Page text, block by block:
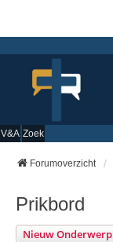
V&A Zoek
Forumoverzicht
Prikbord
Nieuw Onderwerp